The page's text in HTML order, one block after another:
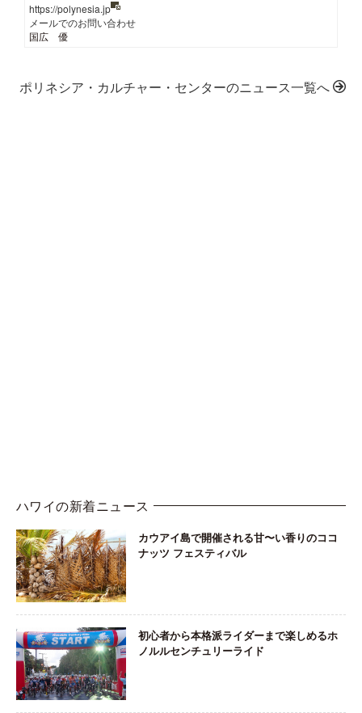
https://polynesia.jp
メールでのお問い合わせ
国広 優
ポリネシア・カルチャー・センターのニュース一覧へ
ハワイの新着ニュース
カウアイ島で開催される甘〜い香りのココ
ナッツ フェスティバル
初心者から本格派ライダーまで楽しめるホ
ノルルセンチュリーライド